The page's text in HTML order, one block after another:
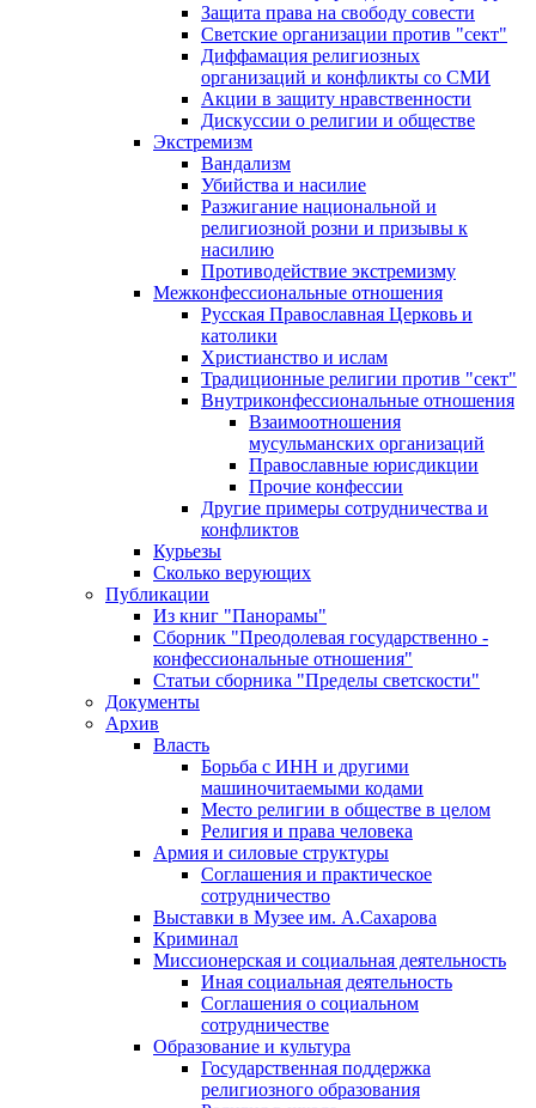
Защита права на свободу совести
Светские организации против "сект"
Диффамация религиозных
организаций и конфликты со СМИ
Акции в защиту нравственности
Дискуссии о религии и обществе
Экстремизм
Вандализм
Убийства и насилие
Разжигание национальной и
религиозной розни и призывы к
насилию
Противодействие экстремизму
Межконфессиональные отношения
Русская Православная Церковь и
католики
Христианство и ислам
Традиционные религии против "сект"
Внутриконфессиональные отношения
Взаимоотношения
мусульманских организаций
Православные юрисдикции
Прочие конфессии
Другие примеры сотрудничества и
конфликтов
Курьезы
Сколько верующих
Публикации
Из книг "Панорамы"
Сборник "Преодолевая государственно -
конфессиональные отношения"
Статьи сборника "Пределы светскости"
Документы
Архив
Власть
Борьба с ИНН и другими
машиночитаемыми кодами
Место религии в обществе в целом
Религия и права человека
Армия и силовые структуры
Соглашения и практическое
сотрудничество
Выставки в Музее им. А.Сахарова
Криминал
Миссионерская и социальная деятельность
Иная социальная деятельность
Соглашения о социальном
сотрудничестве
Образование и культура
Государственная поддержка
религиозного образования